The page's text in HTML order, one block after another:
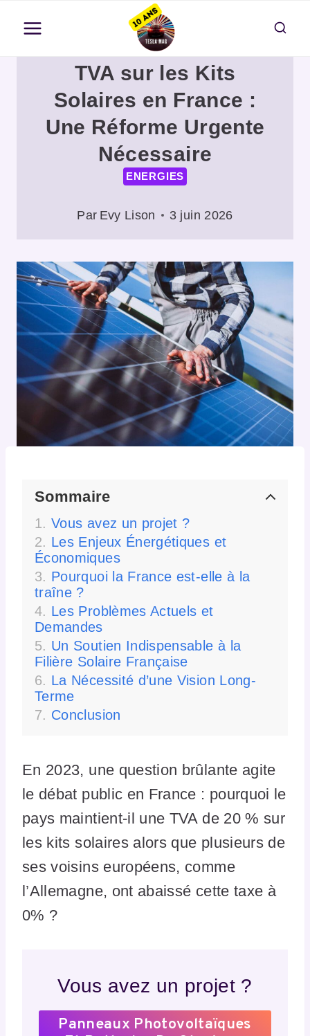
contenu
TVA sur les Kits
Solaires en France :
Une Réforme Urgente
Nécessaire
ENERGIES
Par Evy Lison 3 juin 2026
Sommaire
Vous avez un projet ?
Les Enjeux Énergétiques et
Économiques
Pourquoi la France est-elle à la
traîne ?
Les Problèmes Actuels et
Demandes
Un Soutien Indispensable à la
Filière Solaire Française
La Nécessité d’une Vision Long-
Terme
Conclusion
En 2023, une question brûlante agite
le débat public en France : pourquoi le
pays maintient-il une TVA de 20 % sur
les kits solaires alors que plusieurs de
ses voisins européens, comme
l’Allemagne, ont abaissé cette taxe à
0% ?
Vous avez un projet ?
Panneaux Photovoltaïques